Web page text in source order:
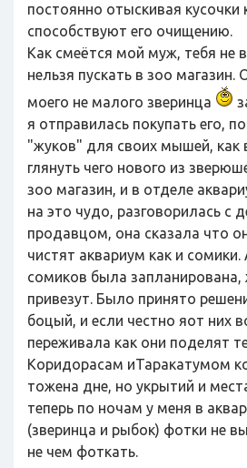
постоянно отыскивая кусочки
способствуют его очищению.
Как смеётся мой муж, тебя не
нельзя пускать в зоо магазин.
моего не малого зверинца
я отправилась покупать его,
"жуков" для своих мышей, как
глянуть чего нового из
зоо магазин, и в отделе
на это чудо, разговорилась с
продавцом, она сказала что
чистят аквариум как и сомики.
сомиков была запланирована,
привезут. Было принято
боцый, и если честно яот них
переживала как они поделят
Коридорасам иТаракатумом
тожена дне, но укрытий и
теперь по ночам у меня в
(зверинца и рыбок) фотки не
не чем фоткать.